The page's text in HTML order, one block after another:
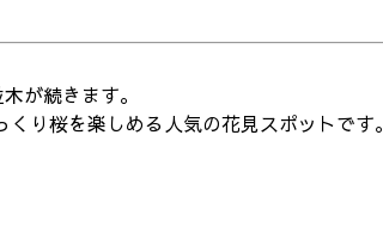
が続きます。
り桜を楽しめる人気の花見スポットです。